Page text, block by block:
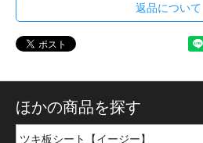
返品について
ほかの商品を探す